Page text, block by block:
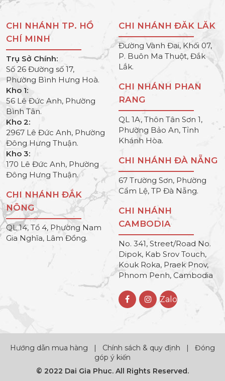
CHI NHÁNH TP. HỒ
CHÍ MINH
Trụ Sở Chính:
Số 26 Đường số 17,
Phường Bình Hưng Hoà.
Kho 1:
56 Lê Đức Anh, Phường
Bình Tân.
Kho 2:
2967 Lê Đức Anh, Phường
Đông Hưng Thuận.
Kho 3:
170 Lê Đức Anh, Phường
Đông Hưng Thuận.
CHI NHÁNH ĐẮK
NÔNG
QL 14, Tổ 4, Phường Nam
Gia Nghĩa, Lâm Đồng.
CHI NHÁNH ĐĂK LĂK
Đường Vành Đai, Khối 07,
P. Buôn Ma Thuột, Đắk
Lắk.
CHI NHÁNH PHAN
RANG
QL 1A, Thôn Tân Sơn 1,
Phường Bảo An, Tỉnh
Khánh Hòa.
CHI NHÁNH ĐÀ NẴNG
67 Trường Sơn, Phường
Cẩm Lệ, TP Đà Nẵng.
CHI NHÁNH
CAMBODIA
No. 341, Street/Road No.
Dipok, Kab Srov Touch,
Kouk Roka, Praek Pnov,
Phnom Penh, Cambodia
Zalo
Hướng dẫn mua hàng | Chính sách & quy định | Đóng
góp ý kiến
© 2022 Dai Gia Phuc. All Rights Reserved.